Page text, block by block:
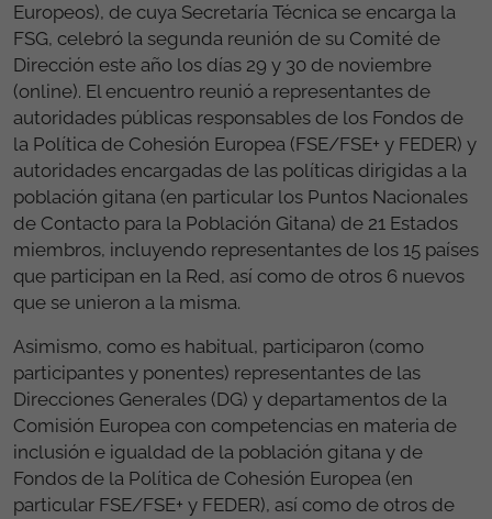
Europeos), de cuya Secretaría Técnica se encarga la
FSG, celebró la segunda reunión de su Comité de
Dirección este año los días 29 y 30 de noviembre
(online). El encuentro reunió a representantes de
autoridades públicas responsables de los Fondos de
la Política de Cohesión Europea (FSE/FSE+ y FEDER) y
autoridades encargadas de las políticas dirigidas a la
población gitana (en particular los Puntos Nacionales
de Contacto para la Población Gitana) de 21 Estados
miembros, incluyendo representantes de los 15 países
que participan en la Red, así como de otros 6 nuevos
que se unieron a la misma.
Asimismo, como es habitual, participaron (como
participantes y ponentes) representantes de las
Direcciones Generales (DG) y departamentos de la
Comisión Europea con competencias en materia de
inclusión e igualdad de la población gitana y de
Fondos de la Política de Cohesión Europea (en
particular FSE/FSE+ y FEDER), así como de otros de